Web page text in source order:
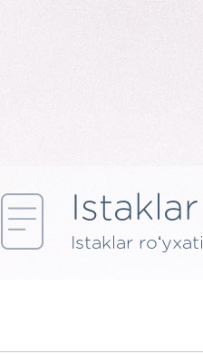
Istaklar
Istaklar roʻyxati